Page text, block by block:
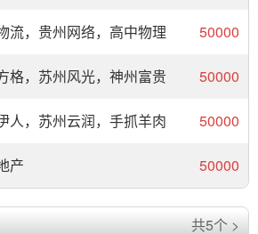
流，贵州网络，高中物理 50000
格，苏州风光，神州富贵 50000
人，苏州云润，手抓羊肉 50000
产 50000
共5个 >